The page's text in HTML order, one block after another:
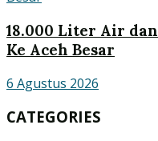
18.000 Liter Air
Ke Aceh Besar
6 Agustus 2026
CATEGORIES